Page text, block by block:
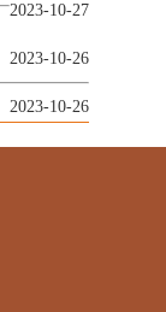
2023-10-27
2023-10-26
2023-10-26